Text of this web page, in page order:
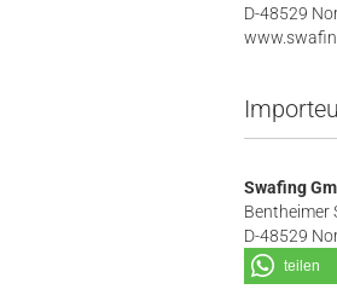
D-48529
Swafing
Bentheimer
D-48529
teilen